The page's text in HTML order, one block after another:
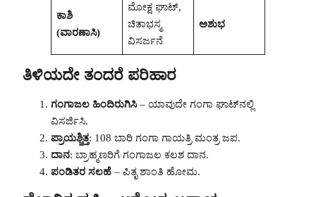
ಕಾಶಿ
(ವಾರಣಾಸಿ)
ಮೋಕ್ಷ ಘಾಟ್,
ಚಿತಾಭಸ್ಮ
ವಿಸರ್ಜನೆ
ಅಶುಭ
ತಿಳಿಯದೇ ತಂದರೆ ಪರಿಹಾರ
ಗಂಗಾಜಲ ಹಿಂದಿರುಗಿಸಿ– ಯಾವುದೇ ಗಂಗಾ ಘಾಟ್‌ನಲ್ಲಿ
ವಿಸರ್ಜಿಸಿ.
ಪ್ರಾಯಶ್ಚಿತ್ತ: 108 ಬಾರಿ ಗಂಗಾ ಗಾಯತ್ರಿ ಮಂತ್ರ ಜಪ.
ದಾನ: ಬ್ರಾಹ್ಮಣರಿಗೆ ಗಂಗಾಜಲ ಕಲಶ ದಾನ.
ಪಂಡಿತರ ಸಲಹೆ – ಪಿತೃ ಶಾಂತಿ ಹೋಮ.